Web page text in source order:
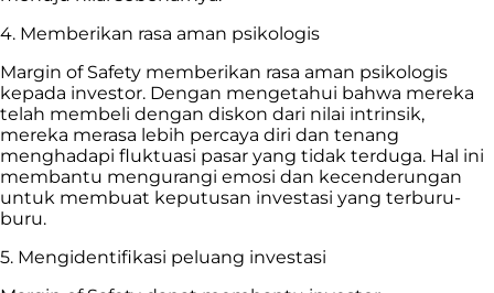
4. Memberikan rasa aman psikologis
Margin of Safety memberikan rasa aman psikologis
kepada investor. Dengan mengetahui bahwa mereka
telah membeli dengan diskon dari nilai intrinsik,
mereka merasa lebih percaya diri dan tenang
menghadapi fluktuasi pasar yang tidak terduga. Hal ini
membantu mengurangi emosi dan kecenderungan
untuk membuat keputusan investasi yang terburu-
buru.
5. Mengidentifikasi peluang investasi